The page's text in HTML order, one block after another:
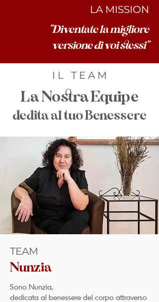
LA MISSION
"Diventate la migliore
versione di voi stessi"
I L T E A M
La Nostra Equipe
dedita al tuo Benessere
TEAM
Nunzia
Sono Nunzia,
dedicata al benessere del corpo attraverso